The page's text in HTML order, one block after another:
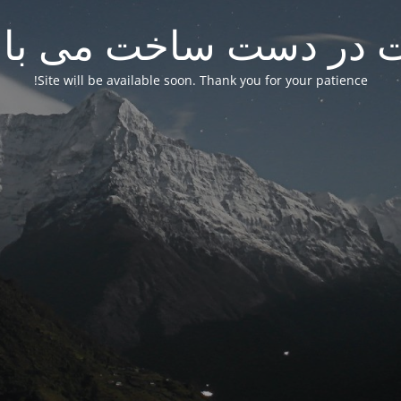
در دست ساخت می
Site will be available soon. Thank you for your patience!